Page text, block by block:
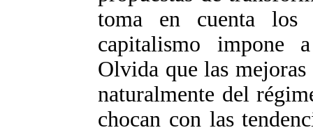
toma en cuenta los
capitalismo impone
Olvida que las
naturalmente del
chocan con las